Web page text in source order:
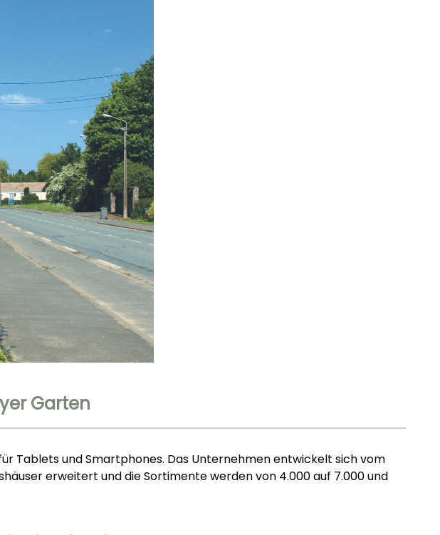
Garten
Tablets und Smartphones. Das Unternehmen entwickelt sich vom
erweitert und die Sortimente werden von 4.000 auf 7.000 und